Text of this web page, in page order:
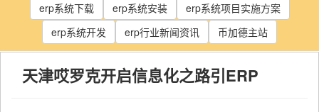
erp系统下载
erp系统安装
erp系统项目实施方案
erp系统开发
erp行业新闻资讯 币加德主站
天津哎罗克开启信息化之路引ERP